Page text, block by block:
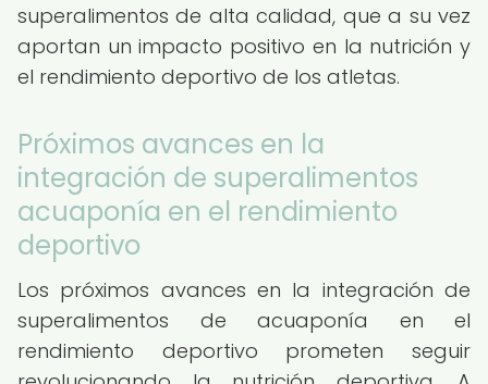
superalimentos de alta calidad, que a su vez
aportan un impacto positivo en la nutrición y
el rendimiento deportivo de los atletas.
Próximos avances en la
integración de superalimentos
acuaponía en el rendimiento
deportivo
Los próximos avances en la integración de
superalimentos de acuaponía en el
rendimiento deportivo prometen seguir